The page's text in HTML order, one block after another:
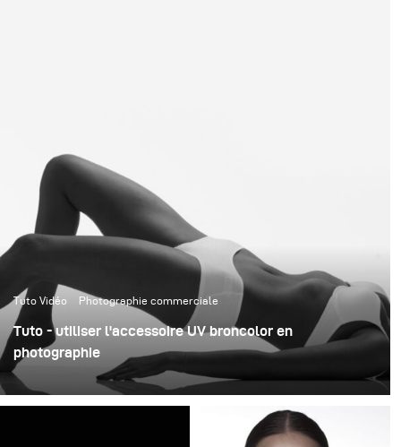
Tuto Vidéo Photographie commerciale
Tuto - utiliser l'accessoire UV broncolor en
photographie